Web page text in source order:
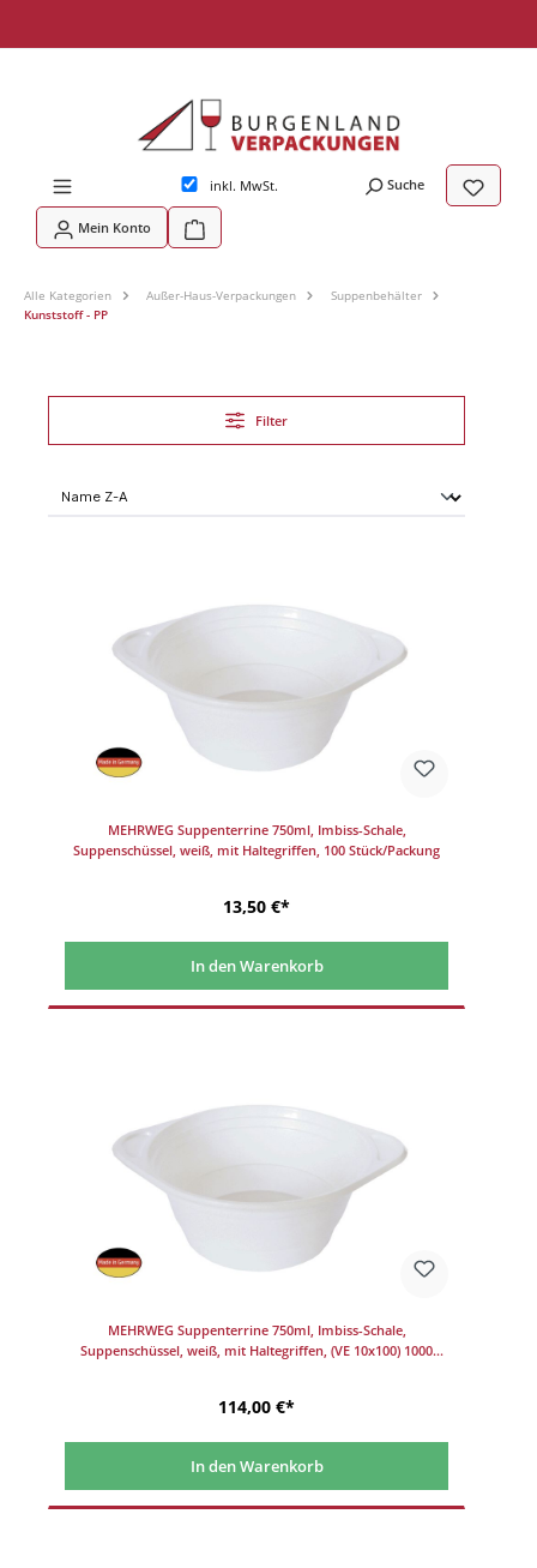
inkl. MwSt. Suche
Mein Konto
Alle Kategorien Außer-Haus-Verpackungen
Suppenbehälter
Kunststoff - PP
Filter
MEHRWEG Suppenterrine 750ml, Imbiss-Schale,
Suppenschüssel, weiß, mit Haltegriffen, 100 Stück/Packung
13,50 €*
In den Warenkorb
MEHRWEG Suppenterrine 750ml, Imbiss-Schale,
Suppenschüssel, weiß, mit Haltegriffen, (VE 10x100) 1000
114,00 €*
In den Warenkorb